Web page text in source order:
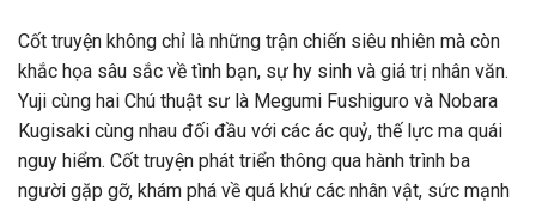
Cốt truyện không chỉ là những trận chiến siêu nhiên mà còn
khắc họa sâu sắc về tình bạn, sự hy sinh và giá trị nhân văn.
Yuji cùng hai Chú thuật sư là Megumi Fushiguro và Nobara
Kugisaki cùng nhau đối đầu với các ác quỷ, thế lực ma quái
nguy hiểm. Cốt truyện phát triển thông qua hành trình ba
người gặp gỡ, khám phá về quá khứ các nhân vật, sức mạnh